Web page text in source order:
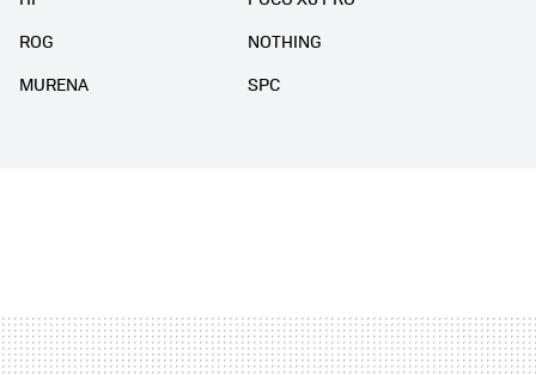
ROG
NOTHING
MURENA
SPC